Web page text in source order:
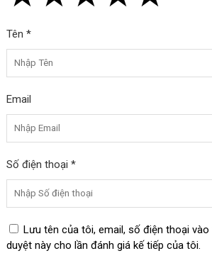
Tên *
Email
Số điện thoại *
Lưu tên của tôi, email, số điện thoại
duyệt này cho lần đánh giá kế tiếp của tôi.